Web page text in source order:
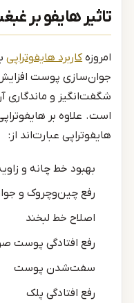
تاثیر هایفو بر
امروزهکاربرد هایفوتراپی
جوان‌سازی پوست
شگفت‌انگیز و ماندگاری
است. علاوه بر
هایفوتراپی عبارت‌اند از:
بهبود خط چانه و
رفع چین‌وچروک و
اصلاح خط لبخند
رفع افتادگی پوست
سفت‌شدن پوست
رفع افتادگی پلک